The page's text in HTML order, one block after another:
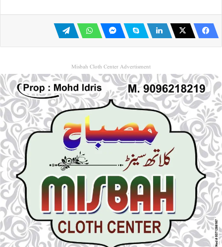
Misbah Cloth Center Advertisment